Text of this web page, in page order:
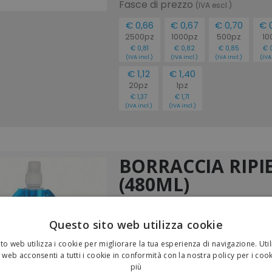
Fasce di prezzo (IVA escl.)
€ 0,66
2500pz
€ 0,81
(IVA incl.)
€ 0,67
1000pz
€ 0,82
(IVA incl.)
€ 0,70
500pz
€ 0,85
(IVA incl.)
€
€
€ 1,12
20pz
€ 1,37
(IVA incl.)
€ 1,40
1pz
€ 1,71
(IVA incl.)
BORRACCIA
(480ML)
Borraccia in pe/pet bpa free
con moschettone
Dimensioni: 0,48 L (10,5 X 27 CM)
Taglie:
Questo sito web utilizza cookie
web utilizza i cookie per migliorare la tua esperienza di navigazione.
acconsenti a tutti i cookie in conformità con la nostra policy per i
più